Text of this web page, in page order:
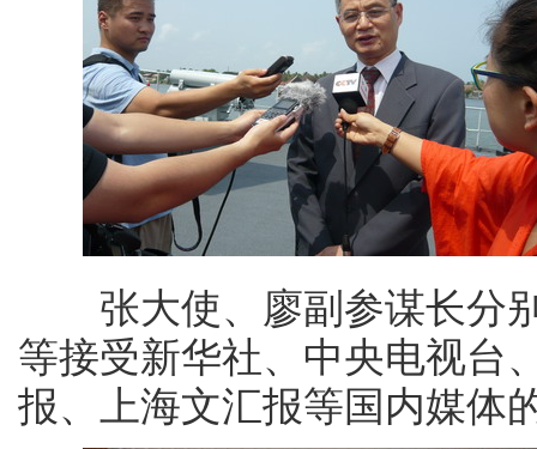
张大使、廖副参谋长分别
等接受新华社、中央电视台
报、上海文汇报等国内媒体